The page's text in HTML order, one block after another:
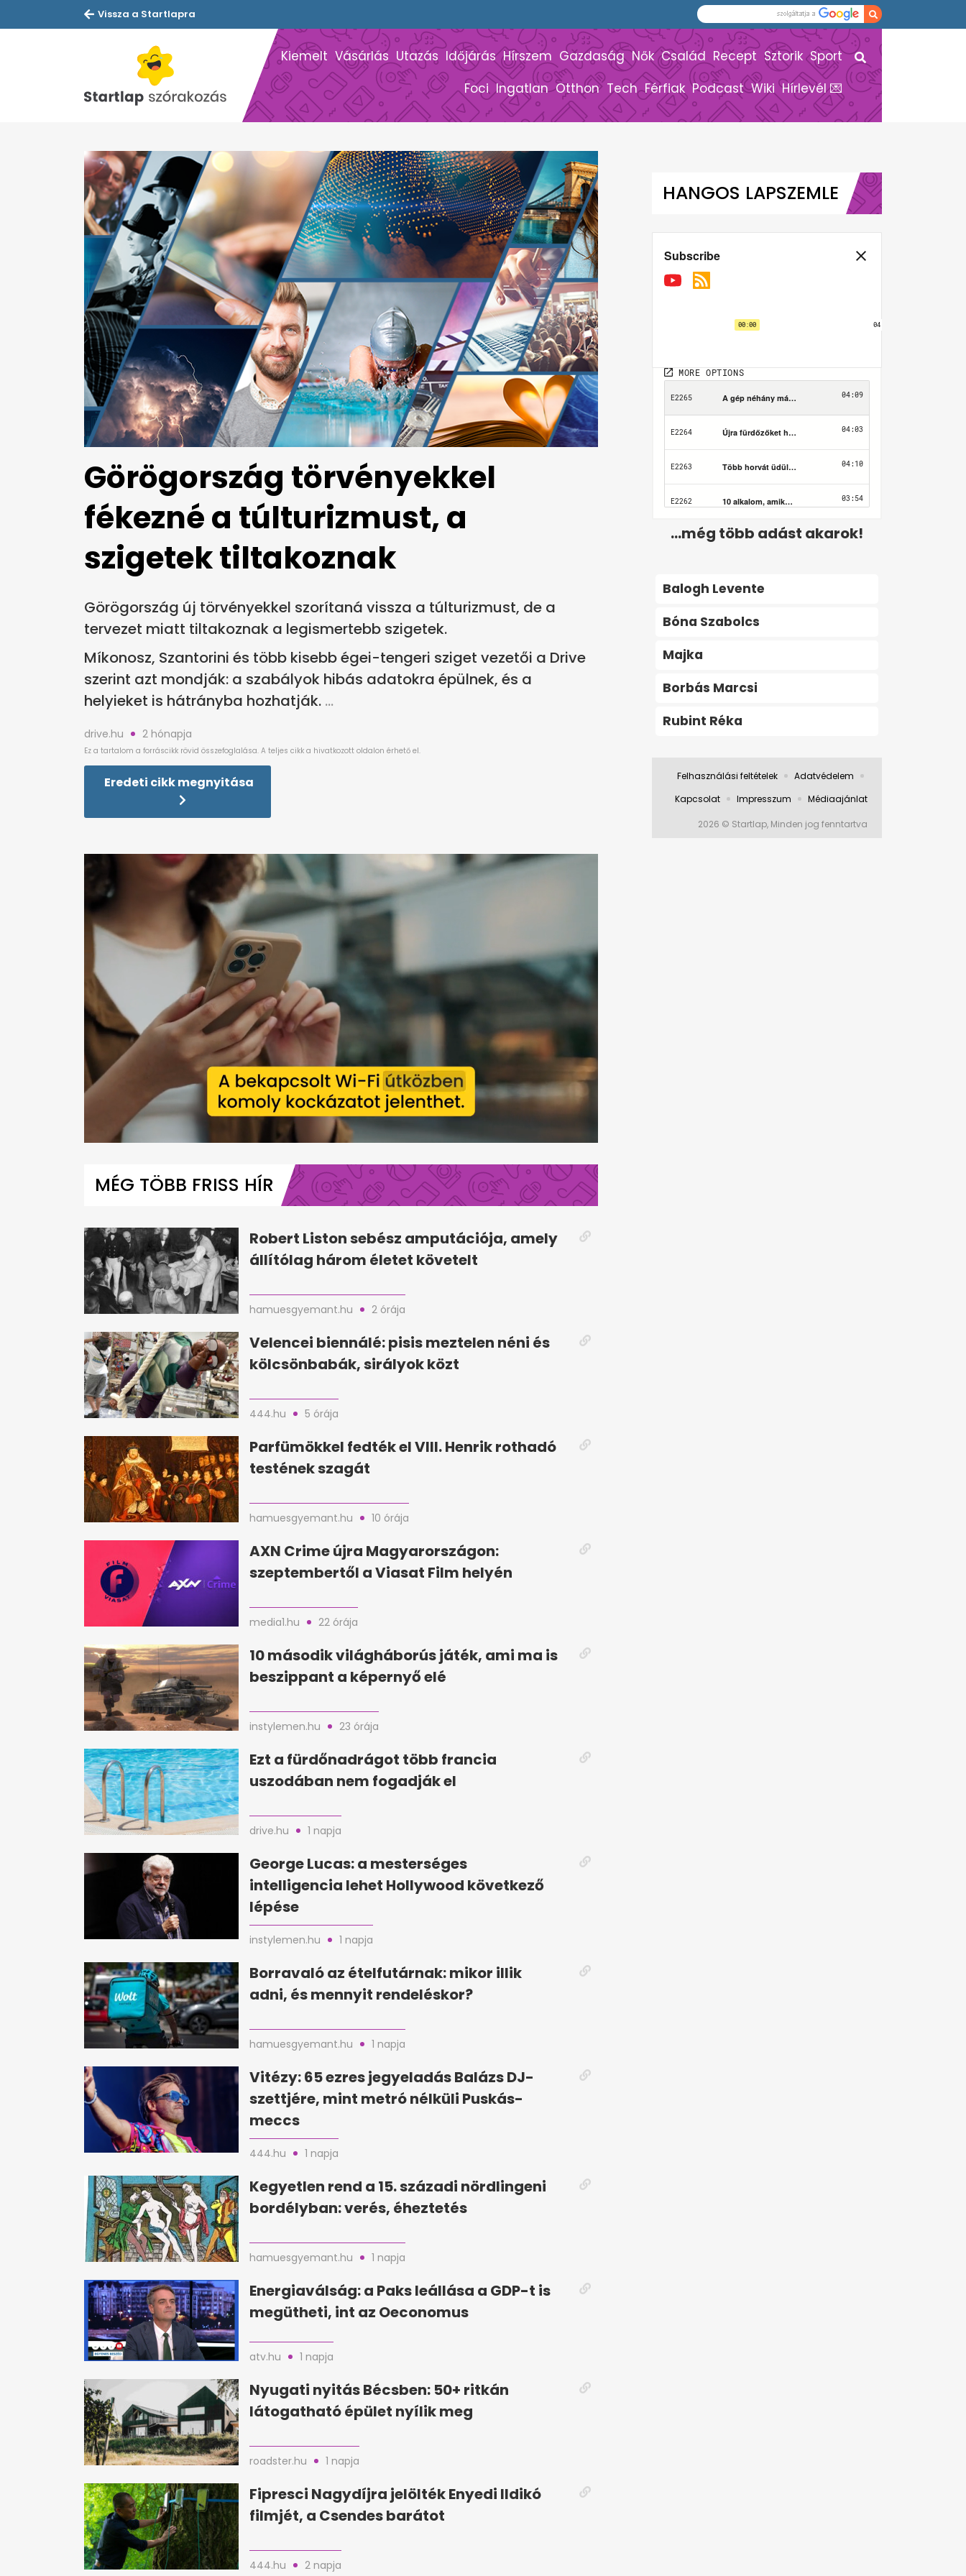
Vissza a Startlapra
Kiemelt Vásárlás Utazás Időjárás Hírszem Gazdaság Nők Család Recept Sztorik Sport
Foci Ingatlan Otthon Tech Férfiak Podcast Wiki Hírlevél 💌
Görögország törvényekkel
fékezné a túlturizmust, a
szigetek tiltakoznak
Görögország új törvényekkel szorítaná vissza a túlturizmust, de a
tervezet miatt tiltakoznak a legismertebb szigetek.
Míkonosz, Szantorini és több kisebb égei-tengeri sziget vezetői a Drive
szerint azt mondják: a szabályok hibás adatokra épülnek, és a
helyieket is hátrányba hozhatják.
drive.hu 2 hónapja
Eredeti cikk megnyitása
minute,
0%
MÉG TÖBB FRISS HÍR
Robert Liston sebész amputációja, amely
állítólag három életet követelt
hamuesgyemant.hu 2 órája
Velencei biennálé: pisis meztelen néni és
kölcsönbabák, sirályok közt
444.hu 5 órája
Parfümökkel fedték el VIII. Henrik rothadó
testének szagát
hamuesgyemant.hu 10 órája
AXN Crime újra Magyarországon:
szeptembertől a Viasat Film helyén
media1.hu 22 órája
10 második világháborús játék, ami ma is
beszippant a képernyő elé
instylemen.hu 23 órája
Ezt a fürdőnadrágot több francia
uszodában nem fogadják el
drive.hu 1 napja
George Lucas: a mesterséges
intelligencia lehet Hollywood következő
lépése
instylemen.hu 1 napja
Borravaló az ételfutárnak: mikor illik
adni, és mennyit rendeléskor?
hamuesgyemant.hu 1 napja
Vitézy: 65 ezres jegyeladás Balázs DJ-
szettjére, mint metró nélküli Puskás-
meccs
444.hu 1 napja
Kegyetlen rend a 15. századi nördlingeni
bordélyban: verés, éheztetés
hamuesgyemant.hu 1 napja
Energiaválság: a Paks leállása a GDP-t is
megütheti, int az Oeconomus
atv.hu 1 napja
Nyugati nyitás Bécsben: 50+ ritkán
látogatható épület nyílik meg
roadster.hu 1 napja
Fipresci Nagydíjra jelölték Enyedi Ildikó
filmjét, a Csendes barátot
444.hu 2 napja
HANGOS LAPSZEMLE
...még több adást akarok!
Balogh Levente
Bóna Szabolcs
Majka
Borbás Marcsi
Rubint Réka
Felhasználási feltételek
Adatvédelem
Kapcsolat
Impresszum Médiaajánlat
2026 © Startlap, Minden jog fenntartva